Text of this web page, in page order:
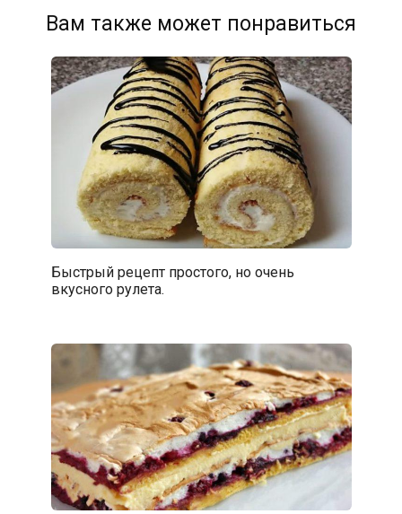
Вам также может понравиться
Быстрый рецепт простого, но очень
вкусного рулета.